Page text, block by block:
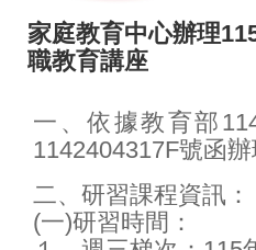
家庭教育中心辦理
職教育講座
一、依據教育部
1142404317F號函
二、研習課程資訊：
(一)研習時間：